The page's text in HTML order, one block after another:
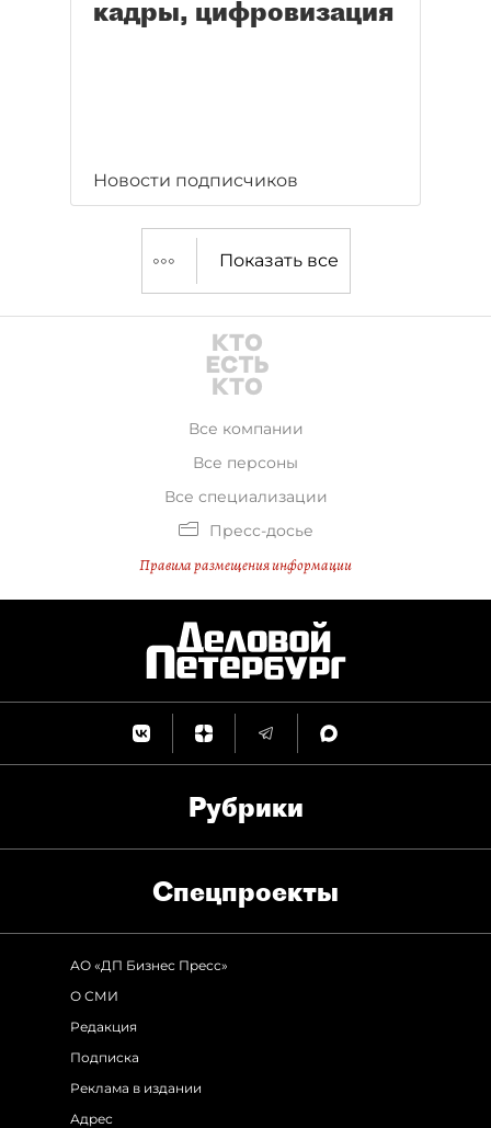
кадры, цифровизация
Новости подписчиков
Показать все
Все компании
Все персоны
Все специализации
Пресс-досье
Правила размещения информации
Рубрики
Спец­проекты
АО «ДП Бизнес Пресс»
О СМИ
Редакция
Подписка
Реклама в издании
Адрес